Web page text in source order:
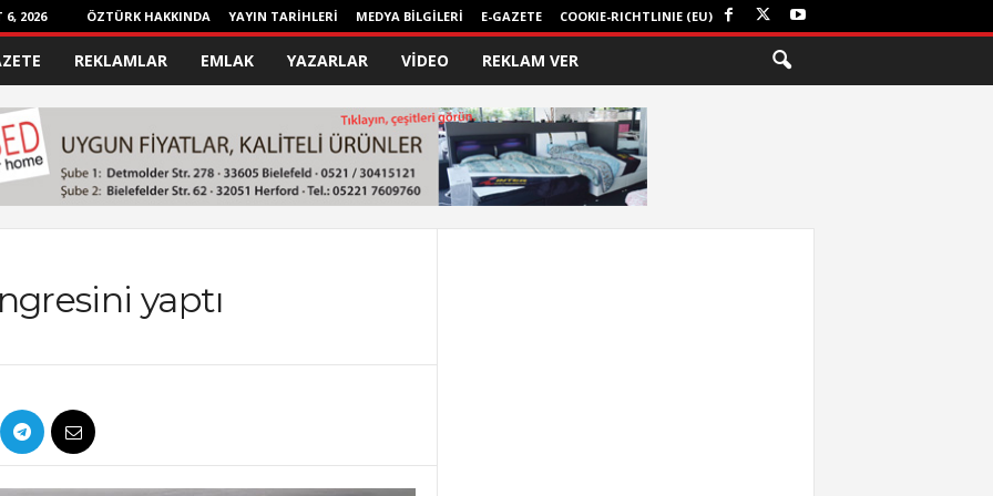
6, 2026 ÖZTÜRK HAKKINDA YAYIN TARİHLERİ MEDYA BİLGİLERİ E-GAZETE COOKIE-RICHTLINIE (EU)
REKLAMLAR EMLAK YAZARLAR VİDEO REKLAM VER
yaptı